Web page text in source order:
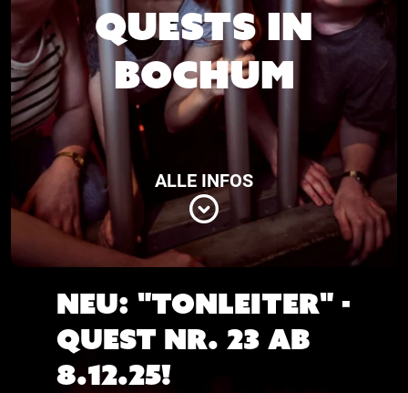
Quests in
Bochum
ALLE INFOS
NEU: "Tonleiter" -
Quest Nr. 23 ab
8.12.25!